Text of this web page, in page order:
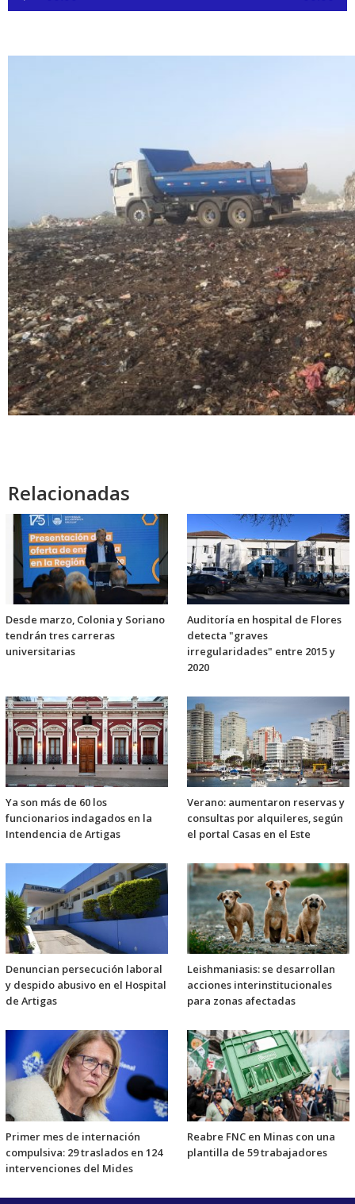
de
Relacionadas
Desde marzo, Colonia y Soriano
tendrán tres carreras
universitarias
Auditoría en hospital de Flores
detecta "graves
irregularidades" entre 2015 y
2020
Ya son más de 60 los
funcionarios indagados en la
Intendencia de Artigas
Verano: aumentaron reservas y
consultas por alquileres, según
el portal Casas en el Este
Denuncian persecución laboral
y despido abusivo en el Hospital
de Artigas
Leishmaniasis: se desarrollan
acciones interinstitucionales
para zonas afectadas
Primer mes de internación
compulsiva: 29 traslados en 124
intervenciones del Mides
Reabre FNC en Minas con una
plantilla de 59 trabajadores